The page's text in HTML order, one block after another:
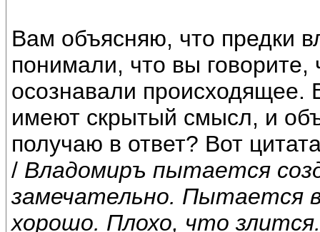
Вам объясняю, что предки
понимали, что вы
осознавали происходящее.
имеют скрытый смысл, и
получаю в ответ? Вот
/ Владомиръ пытается
замечательно. Пытается
хорошо. Плохо, что